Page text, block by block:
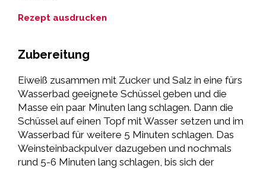
Rezept ausdrucken
Zubereitung
Eiweiß zusammen mit Zucker und Salz in eine fürs
Wasserbad geeignete Schüssel geben und die
Masse ein paar Minuten lang schlagen. Dann die
Schüssel auf einen Topf mit Wasser setzen und im
Wasserbad für weitere 5 Minuten schlagen. Das
Weinsteinbackpulver dazugeben und nochmals
rund 5-6 Minuten lang schlagen, bis sich der